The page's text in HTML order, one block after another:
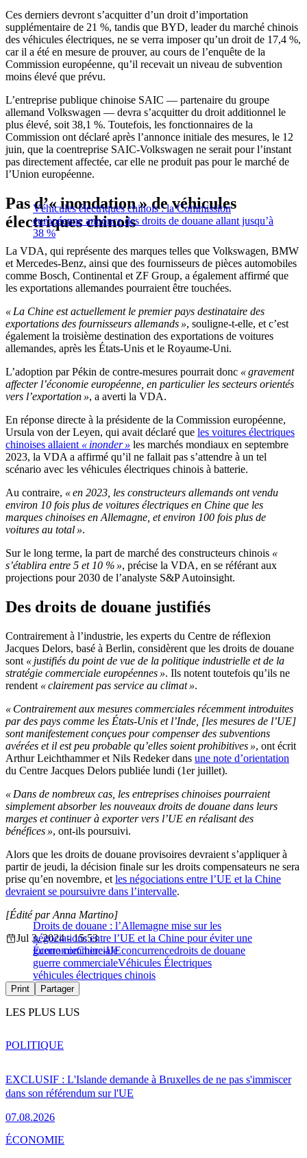
Ces derniers devront s’acquitter d’un droit d’importation
supplémentaire de 21 %, tandis que BYD, leader du marché chinois
des véhicules électriques, ne se verra imposer qu’un droit de 17,4 %,
car il a été en mesure de prouver, au cours de l’enquête de la
Commission européenne, qu’il recevait un niveau de subvention
moins élevé que prévu.
L’entreprise publique chinoise SAIC — partenaire du groupe
allemand Volkswagen — devra s’acquitter du droit additionnel le
plus élevé, soit 38,1 %. Toutefois, les fonctionnaires de la
Commission ont déclaré après l’annonce initiale des mesures, le 12
juin, que la coentreprise SAIC-Volkswagen ne serait pour l’instant
pas directement affectée, car elle ne produit pas pour le marché de
l’Union européenne.
Véhicules électriques chinois : la Commission
européenne annonce des droits de douane allant jusqu’à
38 %
Pas d’« inondation » de véhicules
électriques chinois
La VDA, qui représente des marques telles que Volkswagen, BMW
et Mercedes-Benz, ainsi que des fournisseurs de pièces automobiles
comme Bosch, Continental et ZF Group, a également affirmé que
les exportations allemandes pourraient être touchées.
« La Chine est actuellement le premier pays destinataire des
exportations des fournisseurs allemands », souligne-t-elle, et c’est
également la troisième destination des exportations de voitures
allemandes, après les États-Unis et le Royaume-Uni.
L’adoption par Pékin de contre-mesures pourrait donc « gravement
affecter l’économie européenne, en particulier les secteurs orientés
vers l’exportation », a averti la VDA.
En réponse directe à la présidente de la Commission européenne,
Ursula von der Leyen, qui avait déclaré que les voitures électriques
chinoises allaient « inonder » les marchés mondiaux en septembre
2023, la VDA a affirmé qu’il ne fallait pas s’attendre à un tel
scénario avec les véhicules électriques chinois à batterie.
Au contraire, « en 2023, les constructeurs allemands ont vendu
environ 10 fois plus de voitures électriques en Chine que les
marques chinoises en Allemagne, et environ 100 fois plus de
voitures au total ».
Sur le long terme, la part de marché des constructeurs chinois «
s’établira entre 5 et 10 % », précise la VDA, en se référant aux
projections pour 2030 de l’analyste S&P Autoinsight.
Des droits de douane justifiés
Contrairement à l’industrie, les experts du Centre de réflexion
Jacques Delors, basé à Berlin, considèrent que les droits de douane
sont « justifiés du point de vue de la politique industrielle et de la
stratégie commerciale européennes ». Ils notent toutefois qu’ils ne
rendent « clairement pas service au climat ».
« Contrairement aux mesures commerciales récemment introduites
par des pays comme les États-Unis et l’Inde, [les mesures de l’UE]
sont manifestement conçues pour compenser des subventions
avérées et il est peu probable qu’elles soient prohibitives », ont écrit
Arthur Leichthammer et Nils Redeker dans une note d’orientation
du Centre Jacques Delors publiée lundi (1er juillet).
« Dans de nombreux cas, les entreprises chinoises pourraient
simplement absorber les nouveaux droits de douane dans leurs
marges et continuer à exporter vers l’UE en réalisant des
bénéfices », ont-ils poursuivi.
Alors que les droits de douane provisoires devraient s’appliquer à
partir de jeudi, la décision finale sur les droits compensateurs ne sera
prise qu’en novembre, et les négociations entre l’UE et la Chine
devraient se poursuivre dans l’intervalle.
Droits de douane : l’Allemagne mise sur les
négociations entre l’UE et la Chine pour éviter une
guerre commerciale
[Édité par Anna Martino]
Jul 3, 2024 - 15:53
ÉconomieChine-UEconcurrencedroits de douane
guerre commercialeVéhicules Électriques
véhicules électriques chinois
Print Partager
LES PLUS LUS
EXCLUSIF : L'Islande demande à Bruxelles de ne pas s'immiscer
dans son référendum sur l'UE
07.08.2026
POLITIQUE
ÉCONOMIE